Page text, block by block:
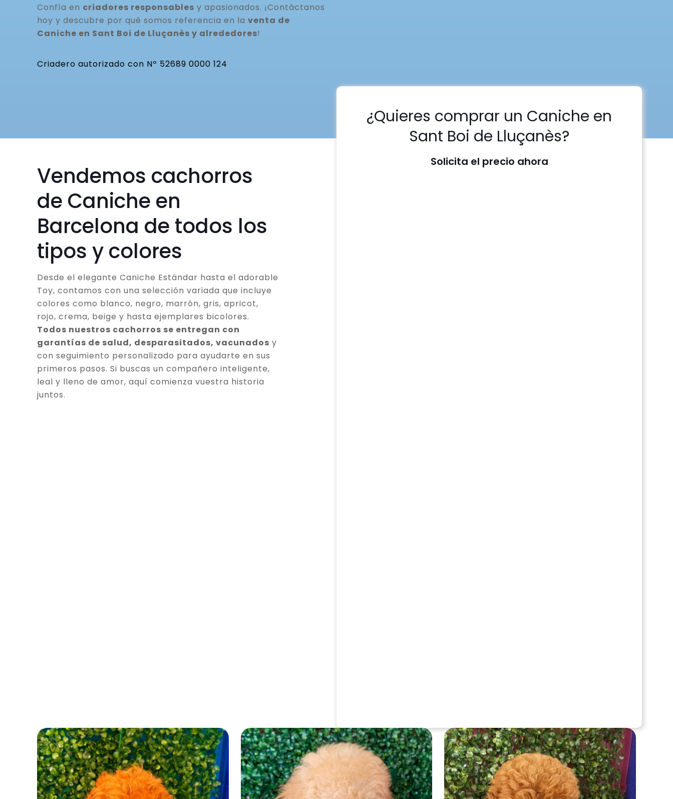
Confía en criadores responsables y apasionados. ¡Contáctanos
hoy y descubre por qué somos referencia en la venta de
Caniche en Sant Boi de Lluçanès y alrededores!
Criadero autorizado con Nº 52689 0000 124
Vendemos cachorros
de Caniche en
Barcelona de todos los
tipos y colores
Desde el elegante Caniche Estándar hasta el adorable
Toy, contamos con una selección variada que incluye
colores como blanco, negro, marrón, gris, apricot,
rojo, crema, beige y hasta ejemplares bicolores.
Todos nuestros cachorros se entregan con
garantías de salud, desparasitados, vacunados y
con seguimiento personalizado para ayudarte en sus
primeros pasos. Si buscas un compañero inteligente,
leal y lleno de amor, aquí comienza vuestra historia
juntos.
¿Quieres comprar un Caniche en
Sant Boi de Lluçanès?
Solicita el precio ahora